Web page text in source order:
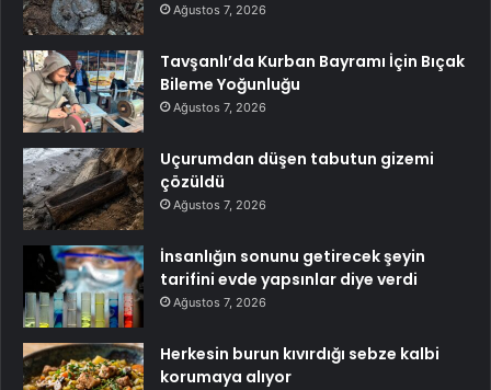
Ağustos 7, 2026
Tavşanlı’da Kurban Bayramı İçin Bıçak
Bileme Yoğunluğu
Ağustos 7, 2026
Uçurumdan düşen tabutun gizemi
çözüldü
Ağustos 7, 2026
İnsanlığın sonunu getirecek şeyin
tarifini evde yapsınlar diye verdi
Ağustos 7, 2026
Herkesin burun kıvırdığı sebze kalbi
korumaya alıyor